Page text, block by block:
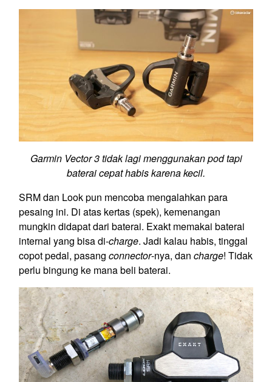
Garmin Vector 3 tidak lagi menggunakan pod tapi
baterai cepat habis karena kecil.
SRM dan Look pun mencoba mengalahkan para
pesaing ini. Di atas kertas (spek), kemenangan
mungkin didapat dari baterai. Exakt memakai baterai
internal yang bisa di-charge. Jadi kalau habis, tinggal
copot pedal, pasang connector-nya, dan charge! Tidak
perlu bingung ke mana beli baterai.